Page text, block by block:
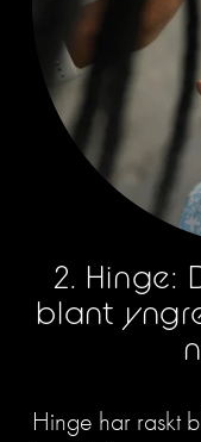
2. Hinge:
blant
Hinge har raskt